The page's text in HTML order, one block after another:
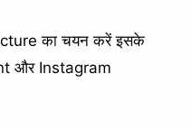
का चयन करें इसके
और Instagram